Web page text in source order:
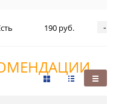
190 руб. -